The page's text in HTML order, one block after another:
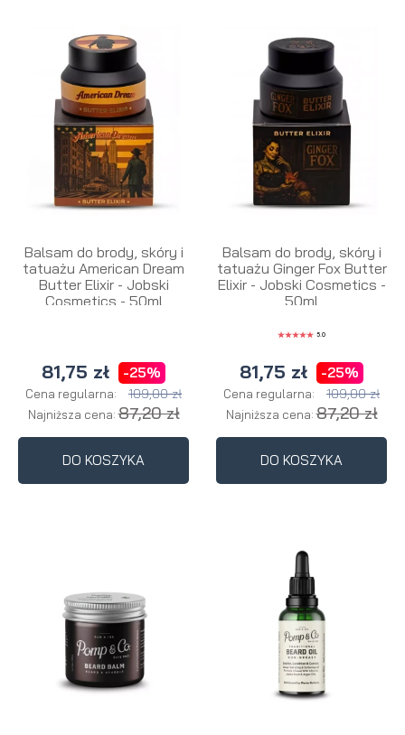
Balsam do brody, skóry i
tatuażu American Dream
Butter Elixir - Jobski
Cosmetics - 50ml
81,75 zł -25%
Cena regularna: 109,00 zł
Najniższa cena:87,20 zł
DO KOSZYKA
Balsam do brody, skóry i
tatuażu Ginger Fox Butter
Elixir - Jobski Cosmetics -
50ml
5.0
81,75 zł -25%
Cena regularna: 109,00 zł
Najniższa cena:87,20 zł
DO KOSZYKA